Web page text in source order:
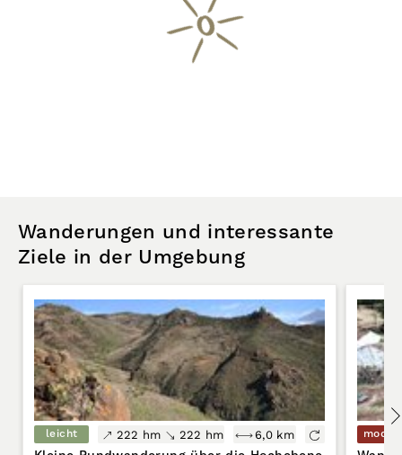
Wanderungen und interessante
Ziele in der Umgebung
leicht 222 hm 222 hm 6,0 km